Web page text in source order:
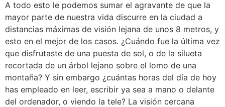
A todo esto le podemos sumar el agravante de que la
mayor parte de nuestra vida discurre en la ciudad a
distancias máximas de visión lejana de unos 8 metros, y
esto en el mejor de los casos. ¿Cuándo fue la última vez
que disfrutaste de una puesta de sol, o de la silueta
recortada de un árbol lejano sobre el lomo de una
montaña? Y sin embargo ¿cuántas horas del día de hoy
has empleado en leer, escribir ya sea a mano o delante
del ordenador, o viendo la tele? La visión cercana